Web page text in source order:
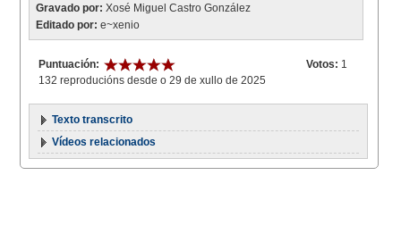
Gravado por: Xosé Miguel Castro González
Editado por: e~xenio
Puntuación: Votos: 1
132 reproducións desde o 29 de xullo de 2025
Texto transcrito
Vídeos relacionados